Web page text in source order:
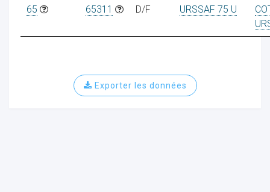
65 65311 D/F URSSAF 75 U
Exporter les données